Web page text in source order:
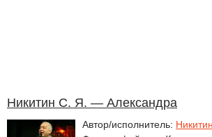
Никитин С. Я. — Александра
Автор/исполнитель: